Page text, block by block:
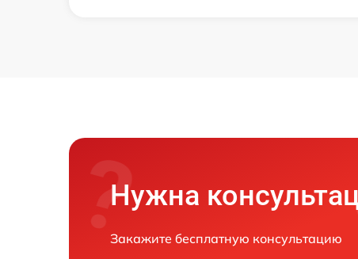
Нужна
Закажите бесплатную консультацию